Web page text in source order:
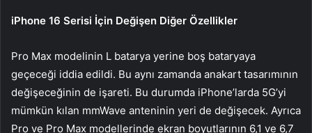
iPhone 16 Serisi İçin Değişen Diğer Özellikler
Pro Max modelinin L batarya yerine boş bataryaya
geçeceği iddia edildi. Bu aynı zamanda anakart tasarımının
değişeceğinin de işareti. Bu durumda iPhone’larda 5G’yi
mümkün kılan mmWave anteninin yeri de değişecek. Ayrıca
Pro ve Pro Max modellerinde ekran boyutlarının 6,1 ve 6,7